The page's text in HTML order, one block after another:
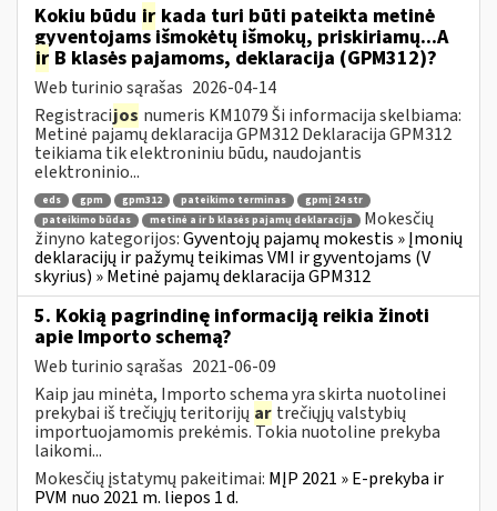
Kokiu būdu ir kada turi būti pateikta metinė
gyventojams išmokėtų išmokų, priskiriamų...A
ir B klasės pajamoms, deklaracija (GPM312)?
Web turinio sąrašas 2026-04-14
Registracijos numeris KM1079 Ši informacija skelbiama:
Metinė pajamų deklaracija GPM312 Deklaracija GPM312
teikiama tik elektroniniu būdu, naudojantis
elektroninio...
eds gpm gpm312 pateikimo terminas
gpmį 24 str
pateikimo būdas
metinė a ir b klasės pajamų deklaracija
Mokesčių
žinyno kategorijos:Gyventojų pajamų mokestis » Įmonių
deklaracijų ir pažymų teikimas VMI ir gyventojams (V
skyrius) » Metinė pajamų deklaracija GPM312
5. Kokią pagrindinę informaciją reikia žinoti
apie Importo schemą?
Web turinio sąrašas 2021-06-09
Kaip jau minėta, Importo schema yra skirta nuotolinei
prekybai iš trečiųjų teritorijų ar trečiųjų valstybių
importuojamomis prekėmis. Tokia nuotoline prekyba
laikomi...
Mokesčių įstatymų pakeitimai: MĮP 2021 » E-prekyba ir
PVM nuo 2021 m. liepos 1 d.